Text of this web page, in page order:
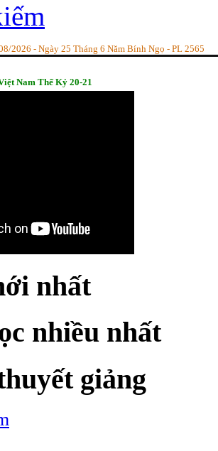
2026 - Ngày 25 Tháng 6 Năm Bính Ngọ - PL 2565
Nam Thế Kỷ 20-21
nhất
nhiều nhất
giảng